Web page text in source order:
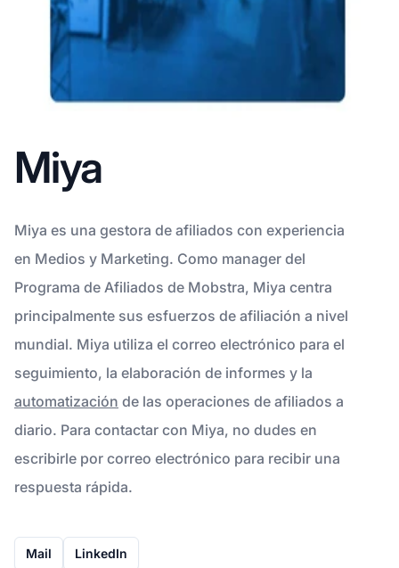
Miya
Miya es una gestora de afiliados con experiencia
en Medios y Marketing. Como manager del
Programa de Afiliados de Mobstra, Miya centra
principalmente sus esfuerzos de afiliación a nivel
mundial. Miya utiliza el correo electrónico para el
seguimiento, la elaboración de informes y la
automatización de las operaciones de afiliados a
diario. Para contactar con Miya, no dudes en
escribirle por correo electrónico para recibir una
respuesta rápida.
Mail LinkedIn